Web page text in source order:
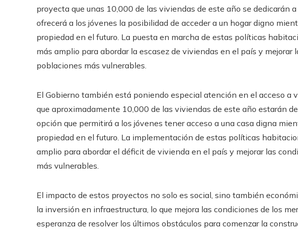
proyecta que unas 10,000 de las viviendas de este año se dedicarán
ofrecerá a los jóvenes la posibilidad de acceder a un hogar digno
propiedad en el futuro. La puesta en marcha de estas políticas
más amplio para abordar la escasez de viviendas en el país y mejorar
poblaciones más vulnerables.
El Gobierno también está poniendo especial atención en el acceso a
que aproximadamente 10,000 de las viviendas de este año estarán
opción que permitirá a los jóvenes tener acceso a una casa digna
propiedad en el futuro. La implementación de estas políticas
amplio para abordar el déficit de vivienda en el país y mejorar las
más vulnerables.
El impacto de estos proyectos no solo es social, sino también
la inversión en infraestructura, lo que mejora las condiciones de los
esperanza de resolver los últimos obstáculos para comenzar la